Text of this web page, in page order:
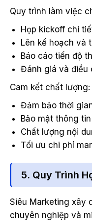
Quy trình làm việc
Họp kickoff chi
Lên kế hoạch và
Báo cáo tiến độ
Đánh giá và điều
Cam kết chất lượng:
Đảm bảo thời
Bảo mật thông
Chất lượng nội
Tối ưu chi phí
5. Quy Trình
Siêu Marketing xây
chuyên nghiệp và